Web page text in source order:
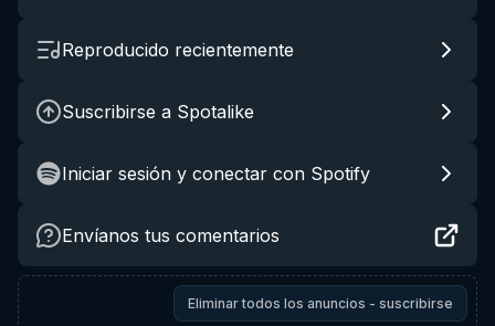
Reproducido recientemente
Suscribirse a Spotalike
Iniciar sesión y conectar con Spotify
Envíanos tus comentarios
Eliminar todos los anuncios - suscribirse